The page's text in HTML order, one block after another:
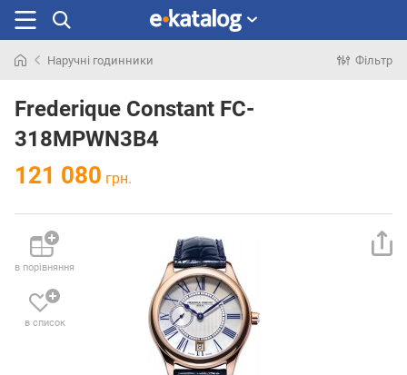
раніше
Наручні годинники Фільтр
Frederique Constant FC-
318MPWN3B4
121 080 грн.
в порівняння
в список